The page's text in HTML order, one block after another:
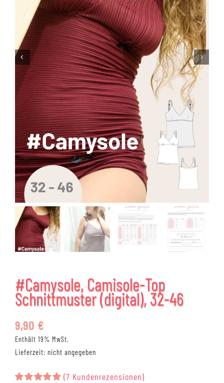
#Camysole, Camisole-Top
Schnittmuster (digital), 32-46
9,90 €
Enthält 19% MwSt.
Lieferzeit: nicht angegeben
(7 Kundenrezensionen)